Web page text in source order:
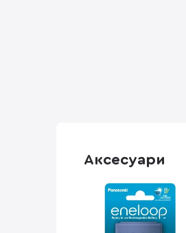
Аксесуари